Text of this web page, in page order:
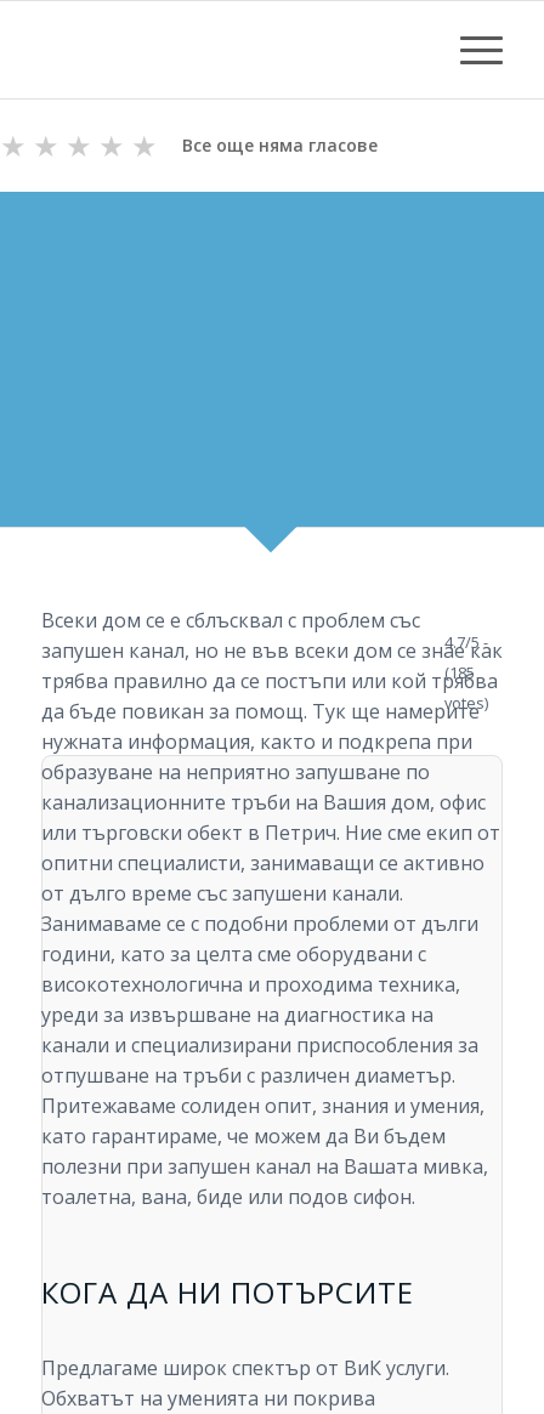
★
★
★
★
★ Все още няма гласове
Всеки дом се е сблъсквал с проблем със
запушен канал, но не във всеки дом се знае как
трябва правилно да се постъпи или кой трябва
да бъде повикан за помощ. Тук ще намерите
нужната информация, както и подкрепа при
образуване на неприятно запушване по
канализационните тръби на Вашия дом, офис
или търговски обект в Петрич. Ние сме екип от
опитни специалисти, занимаващи се активно
от дълго време със запушени канали.
Занимаваме се с подобни проблеми от дълги
години, като за целта сме оборудвани с
високотехнологична и проходима техника,
уреди за извършване на диагностика на
канали и специализирани приспособления за
отпушване на тръби с различен диаметър.
Притежаваме солиден опит, знания и умения,
като гарантираме, че можем да Ви бъдем
полезни при запушен канал на Вашата мивка,
тоалетна, вана, биде или подов сифон.
КОГА ДА НИ ПОТЪРСИТЕ
Предлагаме широк спектър от ВиК услуги.
Обхватът на уменията ни покрива
4.7/5 -
(185
votes)